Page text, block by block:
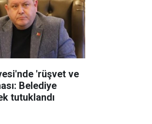
'rüşvet ve
Belediye
tutuklandı